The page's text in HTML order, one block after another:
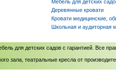
Мебель для детских
Деревянные кровати
Кровати медицинские,
Школьная и аудиторная
для детских садов с гарантией. Все
зала, театральные кресла от
на обработку персональных данных